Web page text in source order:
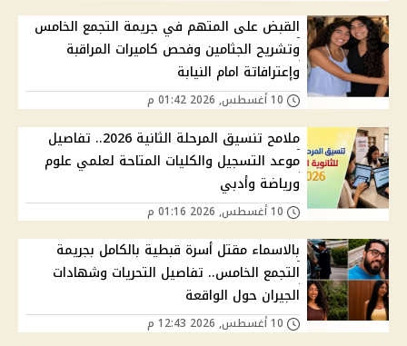
القبض على المتهم في جريمة التجمع الخامس
وتشريح الجثامين وفحص كاميرات المراقبة
وإعترافاتة امام النيابة
ملامح تنسيق المرحلة الثانية 2026.. تفاصيل
موعد التسجيل والكليات المتاحة لعلمي علوم
ورياضة وأدبي
بالاسماء مقتل أسرة قبطية بالكامل بجريمة
التجمع الخامس.. تفاصيل التحريات وشهادات
الجيران حول الواقعة